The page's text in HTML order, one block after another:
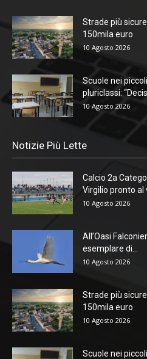
Strade più
150mila euro
10 Agosto 2026
Scuole nei
pluriclassi:
10 Agosto 2026
Notizie Più Lette
Calcio 2a
Virgilio pronto al
10 Agosto 2026
All’Oasi
esemplare di...
10 Agosto 2026
Strade più
150mila euro
10 Agosto 2026
Scuole nei